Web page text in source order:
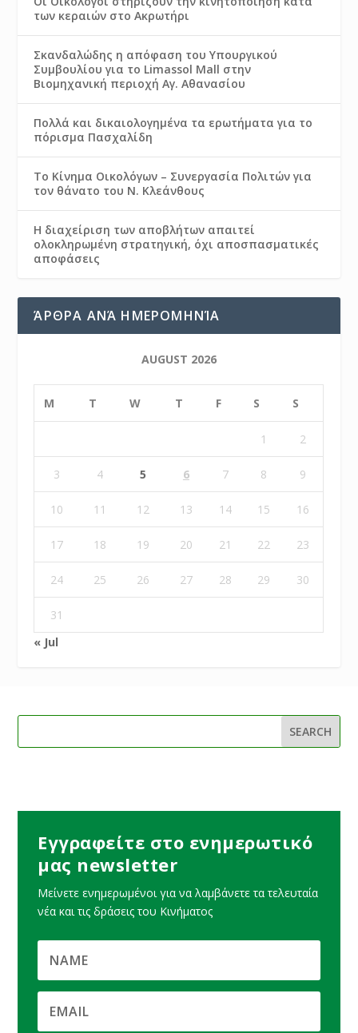
των κεραιών στο Ακρωτήρι
Σκανδαλώδης η απόφαση του Υπουργικού
Συμβουλίου για το Limassol Mall στην
Βιομηχανική περιοχή Αγ. Αθανασίου
Πολλά και δικαιολογημένα τα ερωτήματα για το
πόρισμα Πασχαλίδη
Το Κίνημα Οικολόγων – Συνεργασία Πολιτών για
τον θάνατο του Ν. Κλεάνθους
Η διαχείριση των αποβλήτων απαιτεί
ολοκληρωμένη στρατηγική, όχι αποσπασματικές
αποφάσεις
ΆΡΘΡΑ ΑΝΆ ΗΜΕΡΟΜΗΝΊΑ
AUGUST 2026
M T W T F S S
1 2
3 4 5 6 7 8 9
10 11 12 13 14 15 16
17 18 19 20 21 22 23
24 25 26 27 28 29 30
31
« Jul
Εγγραφείτε στο ενημερωτικό
μας newsletter
Μείνετε ενημερωμένοι για να λαμβάνετε τα τελευταία
νέα και τις δράσεις του Κινήματος